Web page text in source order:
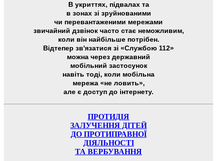
В укриттях, підвалах та
в зонах зі зруйнованими
чи перевантаженими мережами
звичайний дзвінок часто стає неможливим,
коли він найбільше потрібен.
Відтепер зв'язатися зі «Службою 112»
можна через державний
мобільний застосунок
навіть тоді, коли мобільна
мережа «не ловить»,
але є доступ до інтернету.
ПРОТИДІЯ
ЗАЛУЧЕННЯ ДІТЕЙ
ДО ПРОТИПРАВНОЇ
ДІЯЛЬНОСТІ
ТА ВЕРБУВАННЯ